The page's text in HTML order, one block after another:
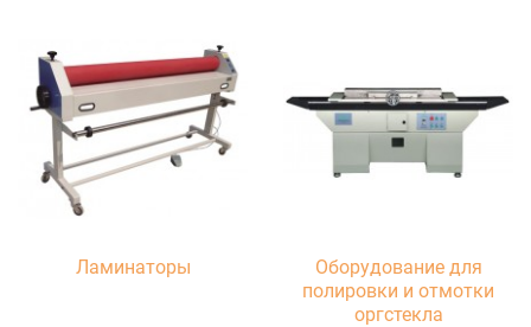
Ламинаторы
Оборудование для
полировки и отмотки
оргстекла